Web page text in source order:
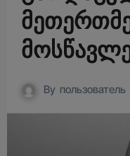
By пользователь